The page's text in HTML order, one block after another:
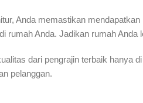
Anda memastikan
rumah Anda. Jadikan rumah
dari pengrajin terbaik hanya
pelanggan.